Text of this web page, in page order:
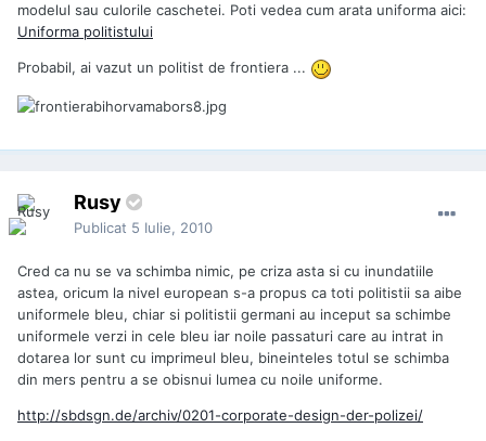
modelul sau culorile caschetei. Poti vedea cum arata uniforma aici:
Uniforma politistului
Probabil, ai vazut un politist de frontiera ...
Rusy
Publicat 5 Iulie, 2010
Cred ca nu se va schimba nimic, pe criza asta si cu inundatiile
astea, oricum la nivel european s-a propus ca toti politistii sa aibe
uniformele bleu, chiar si politistii germani au inceput sa schimbe
uniformele verzi in cele bleu iar noile passaturi care au intrat in
dotarea lor sunt cu imprimeul bleu, bineinteles totul se schimba
din mers pentru a se obisnui lumea cu noile uniforme.
http://sbdsgn.de/archiv/0201-corporate-design-der-polizei/